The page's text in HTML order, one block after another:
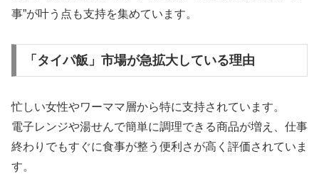
事”が叶う点も支持を集めています。
「タイパ飯」市場が急拡大している理由
忙しい女性やワーママ層から特に支持されています。
電子レンジや湯せんで簡単に調理できる商品が増え、仕事
終わりでもすぐに食事が整う便利さが高く評価されていま
す。